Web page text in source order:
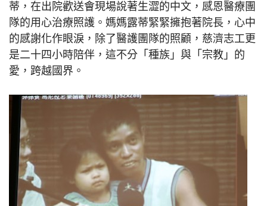
蒂，在出院歡送會現場說著生澀的中文，感恩醫療團
隊的用心治療照護。媽媽露蒂緊緊擁抱著院長，心中
的感謝化作眼淚，除了醫護團隊的照顧，慈濟志工更
是二十四小時陪伴，這不分「種族」與「宗教」的
愛，跨越國界。